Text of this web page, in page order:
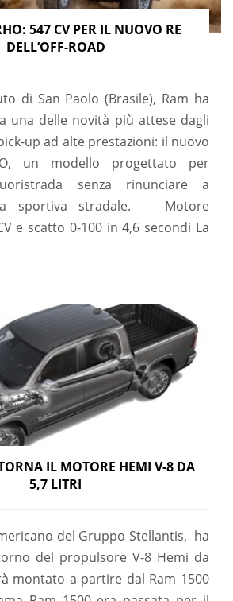
547 CV PER IL NUOVO RE
DELL’OFF-ROAD
di San Paolo (Brasile), Ram ha
una delle novità più attese dagli
up ad alte prestazioni: il nuovo
un modello progettato per
senza rinunciare a
sportiva stradale. Motore
e scatto 0-100 in 4,6 secondi La
IL MOTORE HEMI V-8 DA
5,7 LITRI
del Gruppo Stellantis, ha
del propulsore V-8 Hemi da
montato a partire dal Ram 1500